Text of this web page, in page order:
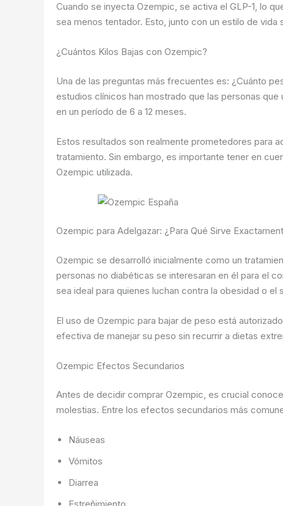
Cuando se inyecta Ozempic, se activa el GLP-1, lo
sea menos tentador. Esto, junto con un estilo de
¿Cuántos Kilos Bajas con Ozempic?
Una de las preguntas más frecuentes es: ¿Cuánto
estudios clínicos han mostrado que las personas
en un período de 6 a 12 meses.
Estos resultados son realmente prometedores para
tratamiento. Sin embargo, es importante tener en
Ozempic utilizada.
Ozempic para Adelgazar: ¿Para Qué Sirve
Ozempic se desarrolló inicialmente como un
personas no diabéticas se interesaran en él para el
sea ideal para quienes luchan contra la obesidad o el
El uso de Ozempic para bajar de peso está
efectiva de manejar su peso sin recurrir a dietas
Ozempic Efectos Secundarios
Antes de decidir comprar Ozempic, es crucial
molestias. Entre los efectos secundarios más
Náuseas
Vómitos
Diarrea